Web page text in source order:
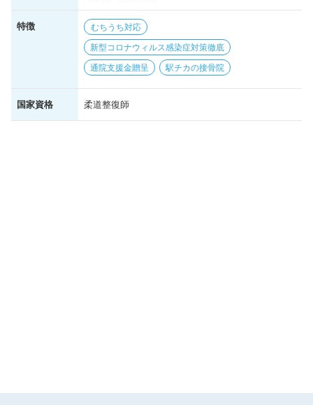
特徴 むちうち対応
新型コロナウィルス感染症対策徹底
通院支援金贈呈 駅チカの接骨院
国家資格 柔道整復師